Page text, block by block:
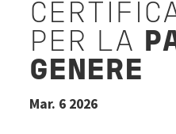
PER LA
GENERE
Mar. 6 2026